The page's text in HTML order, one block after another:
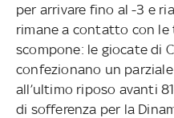
per arrivare fino al -3 e
rimane a contatto con le
scompone: le giocate di
confezionano un
all’ultimo riposo avanti
di sofferenza per la